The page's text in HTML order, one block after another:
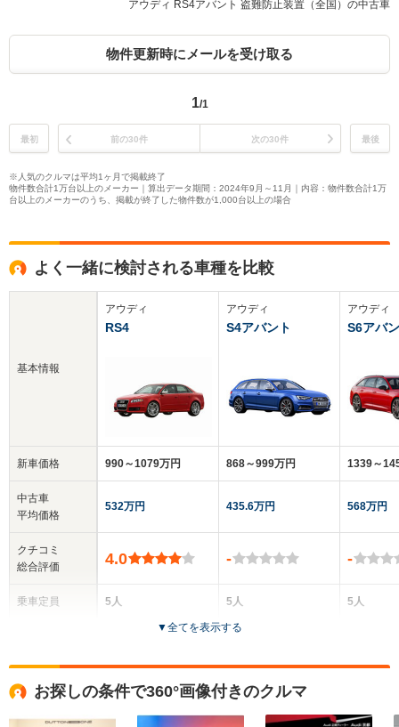
アウディ RS4アバント 盗難防止装置（全国）の中古車
物件更新時にメールを受け取る
1/1
最初 前の30件 次の30件 最後
※人気のクルマは平均1ヶ月で掲載終了
物件数合計1万台以上のメーカー｜算出データ期間：2024年9月～11月｜内容：物件数合計1万
台以上のメーカーのうち、掲載が終了した物件数が1,000台以上の場合
よく一緒に検討される車種を比較
基本情報
新車価格
中古車
平均価格
クチコミ
総合評価
乗車定員
アウディ
RS4
990～1079万円
532万円
4.0
5人
1.41m～1.42m
アウディ
S4アバント
868～999万円
435.6万円
-
5人
5ドア
全高
1.44m
アウディ
S6アバ
1339～
568万円
-
5人
▼全てを表示する
お探しの条件で360°画像付きのクルマ